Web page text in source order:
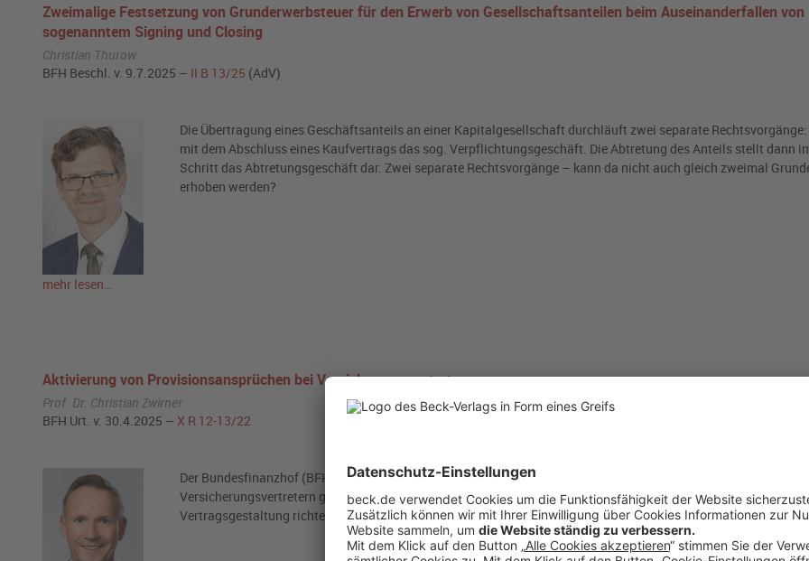
Zweimalige Festsetzung von Grunderwerbsteuer für den Erwerb von Gesellschaftsanteilen beim Auseinanderfallen von
sogenanntem Signing und Closing
Christian Thurow
BFH Beschl. v. 9.7.2025 – II B 13/25 (AdV)
Die Übertragung eines Geschäftsanteils an einer Kapitalgesellschaft durchläuft zwei separate
mit dem Abschluss eines Kaufvertrags das sog. Verpflichtungsgeschäft. Die Abtretung des Anteils stellt dann
Schritt das Abtretungsgeschäft dar. Zwei separate Rechtsvorgänge – kann da nicht auch gleich zweimal
erhoben werden?
mehr lesen…
Aktivierung von Provisionsansprüchen bei Versicherungsvertretern
Prof. Dr. Christian Zwirner
BFH Urt. v. 30.4.2025 – X R 12-13/22
Der Bundesfinanzhof (BFH) hat eine Entscheidung zur steuerlichen Aktivierung von Provisionsansprüchen bei
Versicherungsvertretern gefällt. Das Urteil hebt hervor, dass sich der Zeitpunkt der Aktivierung strikt nach der
Vertragsgestaltung richtet und nicht zwingend an das gesetzliche Leitbild des § 92 Abs. 4 HGB gebunden ist.